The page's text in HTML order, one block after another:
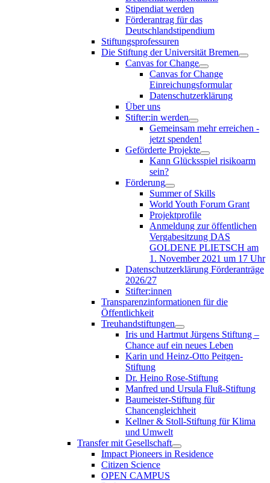
Stipendiat werden
Förderantrag für das
Deutschlandstipendium
Stiftungsprofessuren
Die Stiftung der Universität Bremen
Canvas for Change
Canvas for Change
Einreichungsformular
Datenschutzerklärung
Über uns
Stifter:in werden
Gemeinsam mehr erreichen -
jetzt spenden!
Geförderte Projekte
Kann Glücksspiel risikoarm
sein?
Förderung
Summer of Skills
World Youth Forum Grant
Projektprofile
Anmeldung zur öffentlichen
Vergabesitzung DAS
GOLDENE PLIETSCH am
1. November 2021 um 17 Uhr
Datenschutzerklärung Förderanträge
2026/27
Stifter:innen
Transparenzinformationen für die
Öffentlichkeit
Treuhandstiftungen
Iris und Hartmut Jürgens Stiftung –
Chance auf ein neues Leben
Karin und Heinz-Otto Peitgen-
Stiftung
Dr. Heino Rose-Stiftung
Manfred und Ursula Fluß-Stiftung
Baumeister-Stiftung für
Chancengleichheit
Kellner & Stoll-Stiftung für Klima
und Umwelt
Transfer mit Gesellschaft
Impact Pioneers in Residence
Citizen Science
OPEN CAMPUS